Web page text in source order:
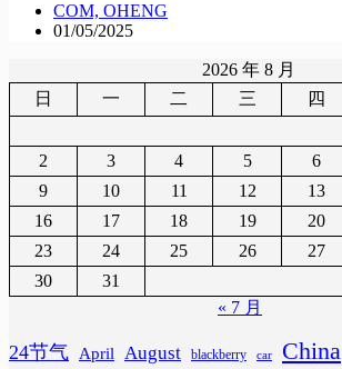
COM, OHENG
01/05/2025
2026 年 8 月
日
一 二 三 四
2
3 4 5 6
9
10 11 12 13
16
17 18 19 20
23
24 25 26 27
30
31
« 7 月
24节气 April August blackberry car China